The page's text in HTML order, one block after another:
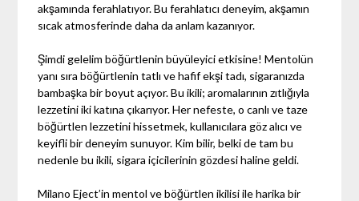
akşamında ferahlatıyor. Bu ferahlatıcı deneyim, akşamın
sıcak atmosferinde daha da anlam kazanıyor.
Şimdi gelelim böğürtlenin büyüleyici etkisine! Mentolün
yanı sıra böğürtlenin tatlı ve hafif ekşi tadı, sigaranızda
bambaşka bir boyut açıyor. Bu ikili; aromalarının zıtlığıyla
lezzetini iki katına çıkarıyor. Her nefeste, o canlı ve taze
böğürtlen lezzetini hissetmek, kullanıcılara göz alıcı ve
keyifli bir deneyim sunuyor. Kim bilir, belki de tam bu
nedenle bu ikili, sigara içicilerinin gözdesi haline geldi.
Milano Eject’in mentol ve böğürtlen ikilisi ile harika bir